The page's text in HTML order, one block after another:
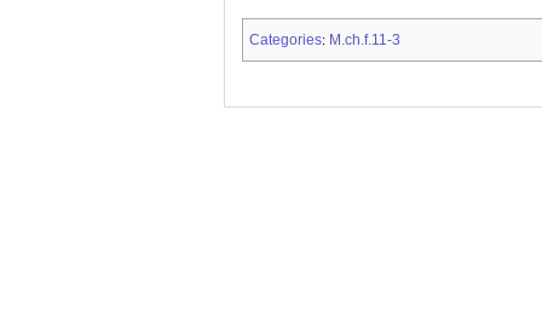
Categories: M.ch.f.11-3